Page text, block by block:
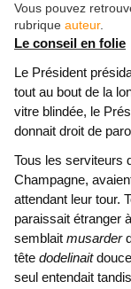
Vous pouvez
rubrique auteur.
Le conseil en folie
Le Président
tout au bout de la
vitre blindée, le
donnait droit de
Tous les serviteurs
Champagne,
attendant leur tour.
paraissait étranger
semblait musarder
tête dodelinait
seul entendait